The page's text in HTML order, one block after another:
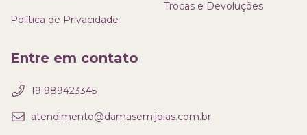
Política de Privacidade
Trocas e Devoluções
Entre em contato
19 989423345
atendimento@damasemijoias.com.br